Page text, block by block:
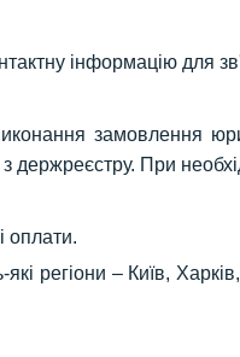
інформацію для
замовлення
При
оплати.
регіони – Київ,